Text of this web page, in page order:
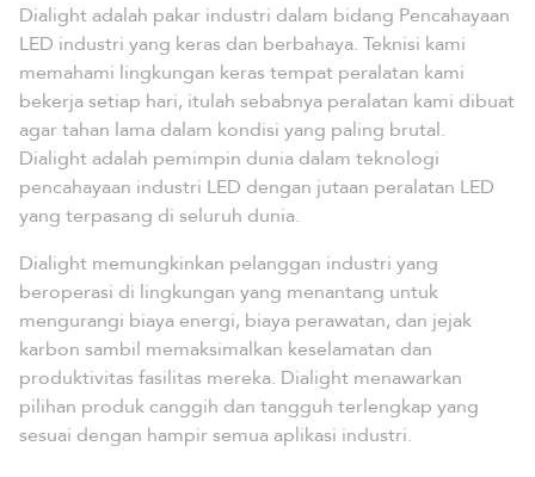
Dialight adalah pakar industri dalam bidang Pencahayaan
LED industri yang keras dan berbahaya. Teknisi kami
memahami lingkungan keras tempat peralatan kami
bekerja setiap hari, itulah sebabnya peralatan kami dibuat
agar tahan lama dalam kondisi yang paling brutal.
Dialight adalah pemimpin dunia dalam teknologi
pencahayaan industri LED dengan jutaan peralatan LED
yang terpasang di seluruh dunia.
Dialight memungkinkan pelanggan industri yang
beroperasi di lingkungan yang menantang untuk
mengurangi biaya energi, biaya perawatan, dan jejak
karbon sambil memaksimalkan keselamatan dan
produktivitas fasilitas mereka. Dialight menawarkan
pilihan produk canggih dan tangguh terlengkap yang
sesuai dengan hampir semua aplikasi industri.